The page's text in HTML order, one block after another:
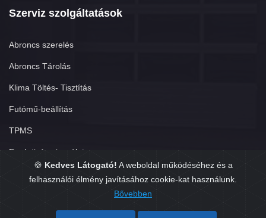
🍪 Kedves Látogató! A weboldal működéséhez és a
felhasználói élmény javításához cookie-kat használunk.
Bővebben
Szerviz szolgáltatások
Abroncs szerelés
Abroncs Tárolás
Klima Töltés- Tisztítás
Futómű-beállítás
TPMS
Eredetiség vizsgálat
Copyright © 2026. Készítette: